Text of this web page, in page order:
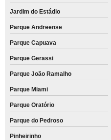
Jardim do Estádio
Parque Andreense
Parque Capuava
Parque Gerassi
Parque João Ramalho
Parque Miami
Parque Oratório
Parque do Pedroso
Pinheirinho